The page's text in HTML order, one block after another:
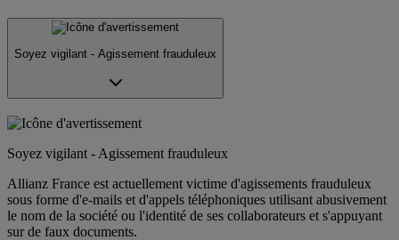
Soyez vigilant - Agissement frauduleux
Soyez vigilant - Agissement frauduleux
Allianz France est actuellement victime d'agissements frauduleux
sous forme d'e-mails et d'appels téléphoniques utilisant abusivement
le nom de la société ou l'identité de ses collaborateurs et s'appuyant
sur de faux documents.